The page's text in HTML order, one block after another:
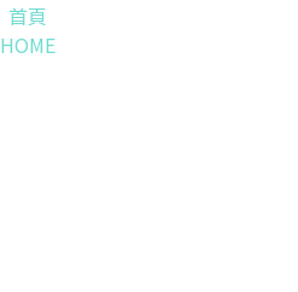
首頁
HOME